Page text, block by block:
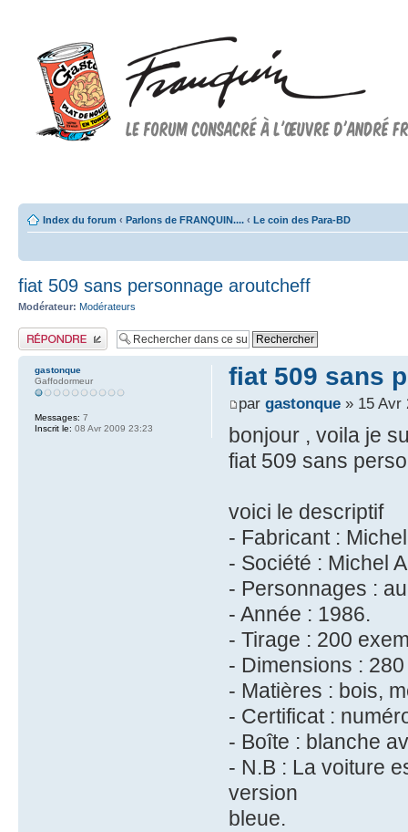
Index du forum ‹ Parlons de FRANQUIN.... ‹ Le coin des Para-BD
fiat 509 sans personnage aroutcheff
Modérateur: Modérateurs
Publier une réponse
fiat 509 sans
par gastonque» 15 Avr
bonjour , voila je
fiat 509 sans
voici le descriptif
- Fabricant :
- Société : Michel
- Personnages :
- Année : 1986.
- Tirage : 200
- Dimensions :
- Matières : bois,
- Certificat :
- Boîte : blanche
- N.B : La voiture
version
bleue.
gastonque
Gaffodormeur
Messages: 7
Inscrit le: 08 Avr 2009 23:23